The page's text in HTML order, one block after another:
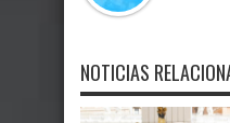
NOTICIAS